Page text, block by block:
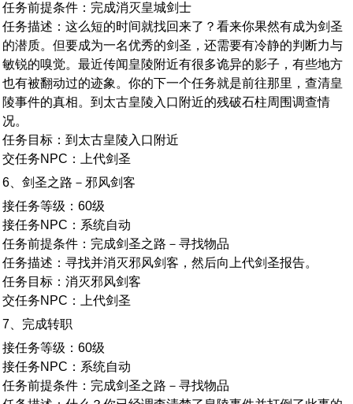
任务前提条件：完成消灭皇城剑士
任务描述：这么短的时间就找回来了？看来你果然有成为剑圣
的潜质。但要成为一名优秀的剑圣，还需要有冷静的判断力与
敏锐的嗅觉。最近传闻皇陵附近有很多诡异的影子，有些地方
也有被翻动过的迹象。你的下一个任务就是前往那里，查清皇
陵事件的真相。到太古皇陵入口附近的残破石柱周围调查情
况。
任务目标：到太古皇陵入口附近
交任务NPC：上代剑圣
6、剑圣之路－邪风剑客
接任务等级：60级
接任务NPC：系统自动
任务前提条件：完成剑圣之路－寻找物品
任务描述：寻找并消灭邪风剑客，然后向上代剑圣报告。
任务目标：消灭邪风剑客
交任务NPC：上代剑圣
7、完成转职
接任务等级：60级
接任务NPC：系统自动
任务前提条件：完成剑圣之路－寻找物品